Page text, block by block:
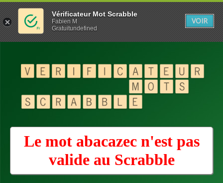
Le mot abacazec n'est pas
valide au Scrabble
Vérificateur Mot Scrabble
Fabien M
Gratuitundefined
VOIR